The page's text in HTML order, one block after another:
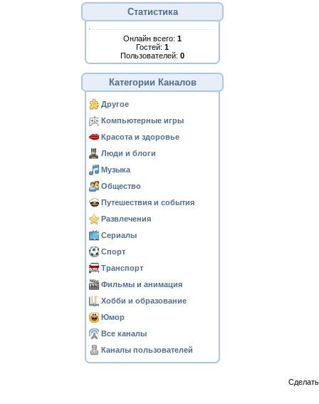
Статистика
Онлайн всего: 1
Гостей: 1
Пользователей: 0
Категории Каналов
Другое
Компьютерные игры
Красота и здоровье
Люди и блоги
Музыка
Общество
Путешествия и события
Развлечения
Сериалы
Спорт
Транспорт
Фильмы и анимация
Хобби и образование
Юмор
Все каналы
Каналы пользователей